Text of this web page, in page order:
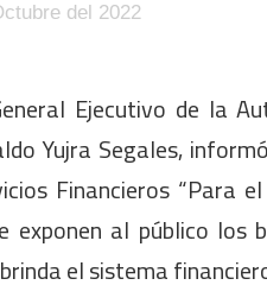
del 2022
Ejecutivo de la
Yujra Segales,
Financieros “Para
exponen al público
el sistema